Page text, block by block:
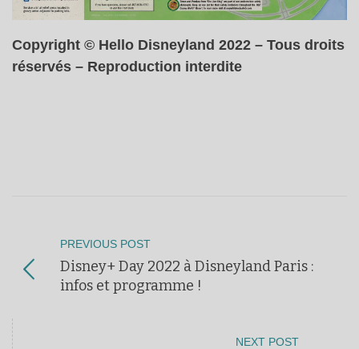
Copyright © Hello Disneyland 2022 – Tous droits
réservés – Reproduction interdite
PREVIOUS POST
Disney+ Day 2022 à Disneyland Paris :
infos et programme !
NEXT POST